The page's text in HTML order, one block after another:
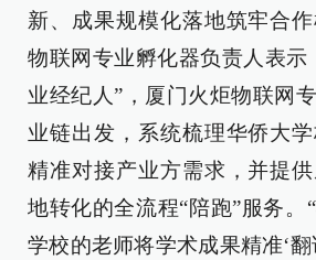
新、成果规模化落地筑牢合
物联网专业孵化器负责人表示
业经纪人”，厦门火炬物联网
业链出发，系统梳理华侨大学
精准对接产业方需求，并提
地转化的全流程“陪跑”服务。
学校的老师将学术成果精准‘